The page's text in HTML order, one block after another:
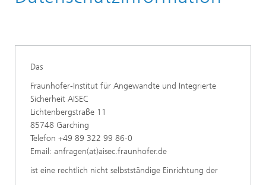
Das
Fraunhofer-Institut für Angewandte und Integrierte
Sicherheit AISEC
Lichtenbergstraße 11
85748 Garching
Telefon +49 89 322 99 86-0
Email: anfragen(at)aisec.fraunhofer.de
ist eine rechtlich nicht selbstständige Einrichtung der